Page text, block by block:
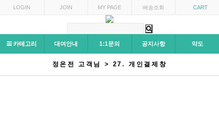
LOGIN JOIN MY PAGE 배송조회 CART
카테고리 대여안내 1:1문의 공지사항 약도
정온전 고객님 > 27. 개인결제창